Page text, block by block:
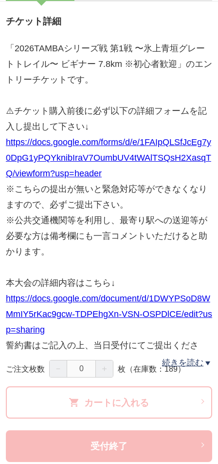
チケット詳細
「2026TAMBAシリーズ戦 第1戦 〜氷上青垣グレー
トトレイル〜 ビギナー 7.8km ※初心者歓迎」のエン
トリーチケットです。
⚠️チケット購入前後に必ず以下の詳細フォームを記
入し提出して下さい↓
https://docs.google.com/forms/d/e/1FAIpQLSfJcEg7y
0DpG1yPQYknibIraV7OumbUV4tWAlTSQsH2XasqT
Q/viewform?usp=header
※こちらの提出が無いと緊急対応等ができなくなり
ますので、必ずご提出下さい。
※公共交通機関等を利用し、最寄り駅への送迎等が
必要な方は備考欄にも一言コメントいただけると助
かります。
本大会の詳細内容はこちら↓
https://docs.google.com/document/d/1DWYPSoD8W
MmIY5rKac9gcw-TDPEhgXn-VSN-OSPDlCE/edit?us
p=sharing
誓約書はご記入の上、当日受付にてご提出くださ
https://drive.google.com/file/d/1BUj2cI03YXLjk2R-eX
wVFF6l-pjfVTpg/view?usp=sharing
https://docs.google.com/document/d/1Pf1rE0j32P8jY
続きを読む
ご注文枚数 － ＋ 枚 （在庫数：189）
カートに入れる
受付終了